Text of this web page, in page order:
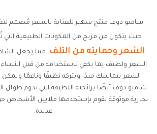
شامبو دوف منتج شهير للعناية بالشعر مُصمم
حيث يتكون من مزيج من المكونات الطبيعية التي
الشعر وحمايته من التلف، مما يجعل
الشعر ولطيف بما يكفي لاستخدامه من قبل
الشعر يتماسك جيدًا ويتركه نظيفًا وناعمًا ويمكن
شامبو دوف أيضًا برائحته اللطيفة التي تدوم طوال
تجارية موثوقة يقوم بإستخدمها ملايين الأشخاص
عديدة.